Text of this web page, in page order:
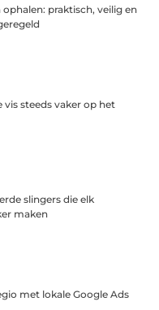
ophalen: praktisch, veilig en
vis steeds vaker op het
slingers die elk
maken
met lokale Google Ads